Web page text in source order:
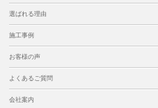
選ばれる理由
施工事例
お客様の声
よくあるご質問
会社案内